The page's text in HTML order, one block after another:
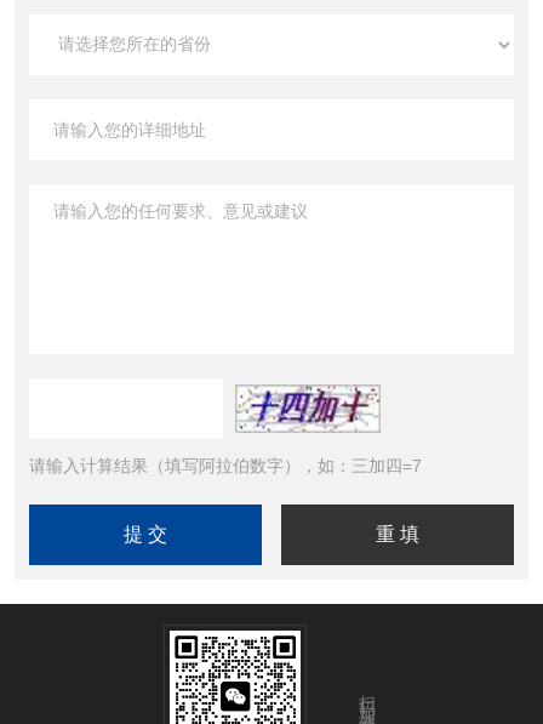
请输入计算结果（填写阿拉伯数字），如：三加四=7
扫码加微信